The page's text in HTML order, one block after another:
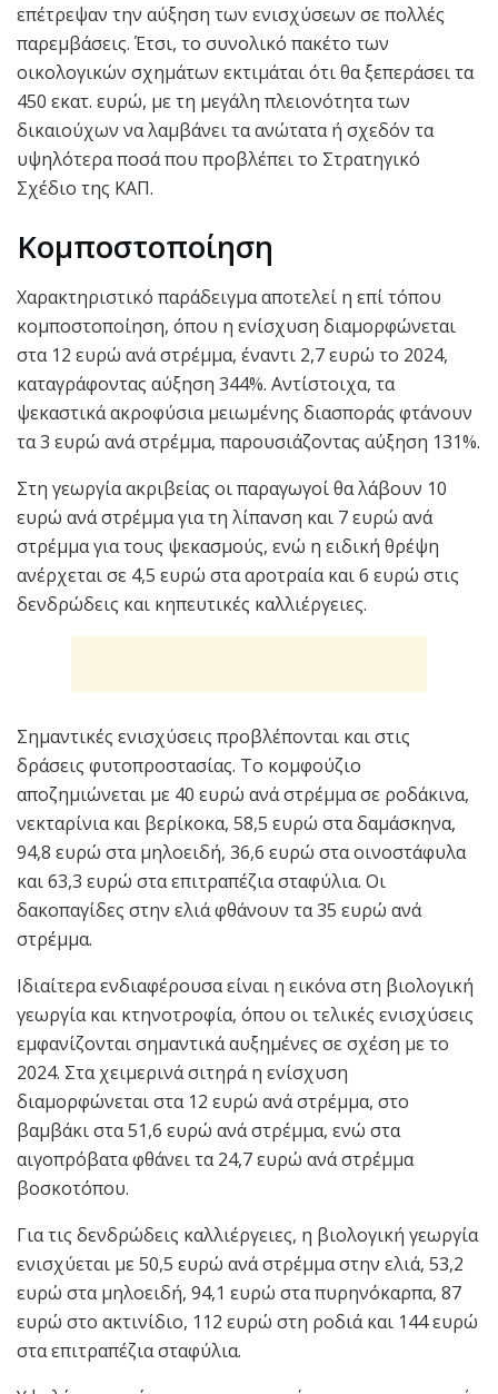
επέτρεψαν την αύξηση των ενισχύσεων σε πολλές
παρεμβάσεις. Έτσι, το συνολικό πακέτο των
οικολογικών σχημάτων εκτιμάται ότι θα ξεπεράσει τα
450 εκατ. ευρώ, με τη μεγάλη πλειονότητα των
δικαιούχων να λαμβάνει τα ανώτατα ή σχεδόν τα
υψηλότερα ποσά που προβλέπει το Στρατηγικό
Σχέδιο της ΚΑΠ.
Κομποστοποίηση
Χαρακτηριστικό παράδειγμα αποτελεί η επί τόπου
κομποστοποίηση, όπου η ενίσχυση διαμορφώνεται
στα 12 ευρώ ανά στρέμμα, έναντι 2,7 ευρώ το 2024,
καταγράφοντας αύξηση 344%. Αντίστοιχα, τα
ψεκαστικά ακροφύσια μειωμένης διασποράς φτάνουν
τα 3 ευρώ ανά στρέμμα, παρουσιάζοντας αύξηση 131%.
Στη γεωργία ακριβείας οι παραγωγοί θα λάβουν 10
ευρώ ανά στρέμμα για τη λίπανση και 7 ευρώ ανά
στρέμμα για τους ψεκασμούς, ενώ η ειδική θρέψη
ανέρχεται σε 4,5 ευρώ στα αροτραία και 6 ευρώ στις
δενδρώδεις και κηπευτικές καλλιέργειες.
Σημαντικές ενισχύσεις προβλέπονται και στις
δράσεις φυτοπροστασίας. Το κομφούζιο
αποζημιώνεται με 40 ευρώ ανά στρέμμα σε ροδάκινα,
νεκταρίνια και βερίκοκα, 58,5 ευρώ στα δαμάσκηνα,
94,8 ευρώ στα μηλοειδή, 36,6 ευρώ στα οινοστάφυλα
και 63,3 ευρώ στα επιτραπέζια σταφύλια. Οι
δακοπαγίδες στην ελιά φθάνουν τα 35 ευρώ ανά
στρέμμα.
Ιδιαίτερα ενδιαφέρουσα είναι η εικόνα στη βιολογική
γεωργία και κτηνοτροφία, όπου οι τελικές ενισχύσεις
εμφανίζονται σημαντικά αυξημένες σε σχέση με το
2024. Στα χειμερινά σιτηρά η ενίσχυση
διαμορφώνεται στα 12 ευρώ ανά στρέμμα, στο
βαμβάκι στα 51,6 ευρώ ανά στρέμμα, ενώ στα
αιγοπρόβατα φθάνει τα 24,7 ευρώ ανά στρέμμα
βοσκοτόπου.
Για τις δενδρώδεις καλλιέργειες, η βιολογική γεωργία
ενισχύεται με 50,5 ευρώ ανά στρέμμα στην ελιά, 53,2
ευρώ στα μηλοειδή, 94,1 ευρώ στα πυρηνόκαρπα, 87
ευρώ στο ακτινίδιο, 112 ευρώ στη ροδιά και 144 ευρώ
στα επιτραπέζια σταφύλια.